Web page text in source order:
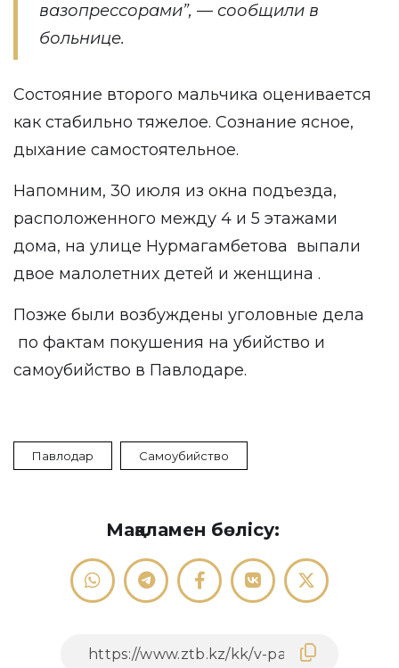
вазопрессорами”, — сообщили в
больнице.
Состояние второго мальчика оценивается
как стабильно тяжелое. Сознание ясное,
дыхание самостоятельное.
Напомним, 30 июля из окна подъезда,
расположенного между 4 и 5 этажами
дома, на улице Нурмагамбетова выпали
двое малолетних детей и женщина .
Позже были возбуждены уголовные дела
по фактам покушения на убийство и
самоубийство в Павлодаре.
Павлодар Самоубийство
Мақаламен бөлісу: